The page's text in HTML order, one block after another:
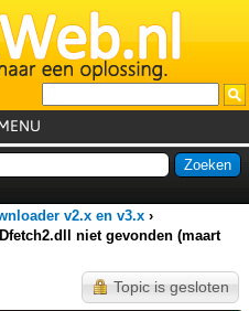
v2.x en v3.x ›
niet gevonden (maart
Topic is gesloten